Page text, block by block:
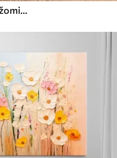
Ryškios gėlės su baltomis saulėgrąžomis lauke, švelnūs teptuko potėpiai, pastelinės spalvos, impresionistinis stilius